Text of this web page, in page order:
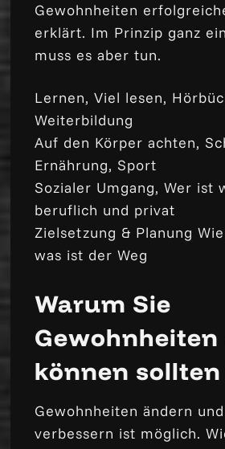
Gewohnheiten
erklärt. Im Prinzip ganz
muss es aber tun.
Lernen, Viel lesen,
Weiterbildung
Auf den Körper achten,
Ernährung, Sport
Sozialer Umgang, Wer ist
beruflich und privat
Zielsetzung & Planung
was ist der Weg
Warum Sie
können sollten
Gewohnheiten ändern
verbessern ist möglich.